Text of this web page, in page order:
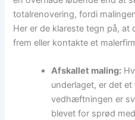
totalrenovering, fordi
Her er de klareste tegn på, at
frem eller kontakte et
Afskallet maling:
underlaget, er det
vedhæftningen er
blevet for sprød